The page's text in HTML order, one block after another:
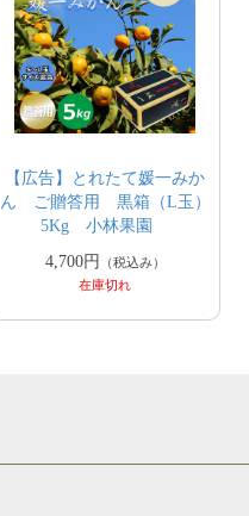
【広告】とれたて媛一みか
ん ご贈答用 黒箱（L玉）
5Kg 小林果園
4,700円
（税込み）
在庫切れ